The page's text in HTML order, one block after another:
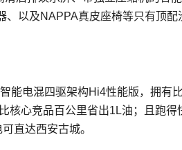
以及NAPPA真皮座椅等只有顶配
能电混四驱架构Hi4性能版，拥有
核心竞品百公里省出1L油；且跑得
直达西安古城。